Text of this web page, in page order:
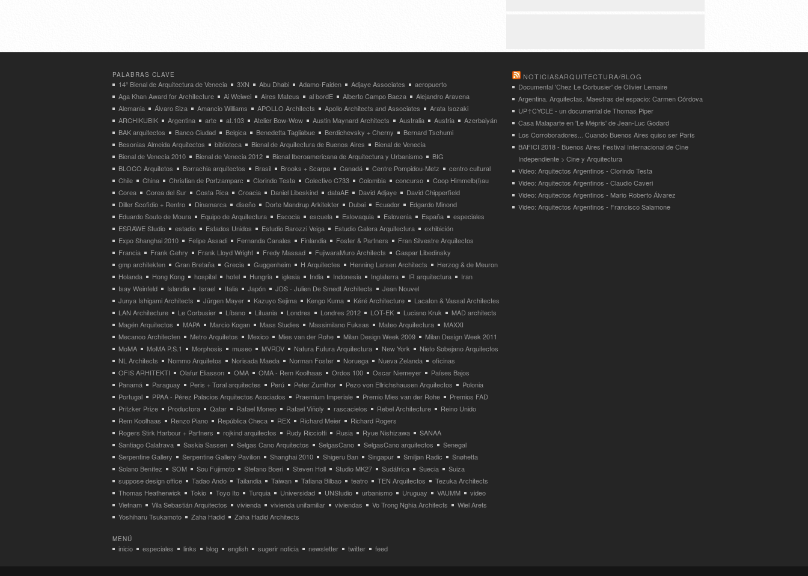
PALABRAS CLAVE
14° Bienal de Arquitectura de Venecia 3XN Abu Dhabi Adamo-Faiden Adjaye Associates
aeropuerto
Aga Khan Award for Architecture
Ai Weiwei Aires Mateus al bordE Alberto Campo Baeza
Alejandro Aravena
Alemania
Álvaro Siza Amancio Williams APOLLO Architects Apollo Architects and Associates
Arata Isozaki
ARCHIKUBIK
Argentina arte at.103 Atelier Bow-Wow Austin Maynard Architects Australia Austria
Azerbaiyán
BAK arquitectos
Banco Ciudad Belgica Benedetta Tagliabue Berdichevsky + Cherny
Bernard Tschumi
Besonias Almeida Arquitectos
biblioteca Bienal de Arquitectura de Buenos Aires
Bienal de Venecia
Bienal de Venecia 2010
Bienal de Venecia 2012 Bienal Iberoamericana de Arquitectura y Urbanismo
BIG
BLOCO Arquitetos
Borrachia arquitectos Brasil Brooks + Scarpa Canadá Centre Pompidou-Metz
centro cultural
Chile
China Christian de Portzamparc Clorindo Testa Colectivo C733 Colombia concurso
Coop Himmelb(l)au
Corea
Corea del Sur Costa Rica Croacia Daniel Libeskind dataAE David Adjaye
David Chipperfield
Diller Scofidio + Renfro
Dinamarca diseño Dorte Mandrup Arkitekter Dubai Ecuador
Edgardo Minond
Eduardo Souto de Moura
Equipo de Arquitectura Escocia escuela Eslovaquia Eslovenia España
especiales
ESRAWE Studio
estadio Estados Unidos Estudio Barozzi Veiga Estudio Galera Arquitectura
exhibición
Expo Shanghai 2010
Felipe Assadi Fernanda Canales Finlandia Foster & Partners
Fran Silvestre Arquitectos
Francia
Frank Gehry Frank Lloyd Wright Fredy Massad FujiwaraMuro Architects
Gaspar Libedinsky
gmp architekten
Gran Bretaña Grecia Guggenheim H Arquitectes Henning Larsen Architects
Herzog & de Meuron
Holanda
Hong Kong hospital hotel Hungria iglesia India Indonesia Inglaterra IR arquitectura
Iran
Isay Weinfeld
Islandia Israel Italia Japón JDS - Julien De Smedt Architects
Jean Nouvel
Junya Ishigami Architects
Jürgen Mayer Kazuyo Sejima Kengo Kuma Kéré Architecture
Lacaton & Vassal Architectes
LAN Architecture
Le Corbusier Líbano Lituania Londres Londres 2012 LOT-EK Luciano Kruk
MAD architects
Magén Arquitectos
MAPA Marcio Kogan Mass Studies Massimilano Fuksas Mateo Arquitectura
MAXXI
Mecanoo Architecten
Metro Arquitetos Mexico Mies van der Rohe Milan Design Week 2009
Milan Design Week 2011
MoMA
MoMA P.S.1 Morphosis museo MVRDV Natura Futura Arquitectura New York
Nieto Sobejano Arquitectos
NL Architects
Nommo Arquitetos Norisada Maeda Norman Foster Noruega Nueva Zelanda
oficinas
OFIS ARHITEKTI
Olafur Eliasson OMA OMA - Rem Koolhaas Ordos 100 Oscar Niemeyer
Países Bajos
Panamá
Paraguay Peris + Toral arquitectes Perú Peter Zumthor Pezo von Ellrichshausen Arquitectos
Polonia
Portugal
PPAA - Pérez Palacios Arquitectos Asociados Praemium Imperiale Premio Mies van der Rohe
Premios FAD
Pritzker Prize
Productora Qatar Rafael Moneo Rafael Viñoly rascacielos Rebel Architecture
Reino Unido
Rem Koolhaas
Renzo Piano República Checa REX Richard Meier
Richard Rogers
Rogers Stirk Harbour + Partners
rojkind arquitectos Rudy Ricciotti Rusia Ryue Nishizawa
SANAA
Santiago Calatrava
Saskia Sassen Selgas Cano Arquitectos SelgasCano SelgasCano arquitectos
Senegal
Serpentine Gallery
Serpentine Gallery Pavilion Shanghai 2010 Shigeru Ban Singapur Smiljan Radic
Snøhetta
Solano Benítez
SOM Sou Fujimoto Stefano Boeri Steven Holl Studio MK27 Sudáfrica Suecia
Suiza
suppose design office
Tadao Ando Tailandia Taiwan Tatiana Bilbao teatro TEN Arquitectos
Tezuka Architects
Thomas Heatherwick
Tokio Toyo Ito Turquia Universidad UNStudio urbanismo Uruguay VAUMM
video
Vietnam
Vila Sebastián Arquitectos vivienda vivienda unifamiliar viviendas Vo Trong Nghia Architects
Wiel Arets
Yoshiharu Tsukamoto
Zaha Hadid Zaha Hadid Architects
MENÚ
inicio especiales links blog english sugerir noticia newsletter twitter feed
NOTICIASARQUITECTURA/BLOG
Documental 'Chez Le Corbusier' de Olivier Lemaire
Argentina. Arquitectas. Maestras del espacio: Carmen Córdova
UP↑CYCLE - un documental de Thomas Piper
Casa Malaparte en 'Le Mépris' de Jean-Luc Godard
Los Corroboradores... Cuando Buenos Aires quiso ser París
BAFICI 2018 - Buenos Aires Festival Internacional de Cine
Independiente > Cine y Arquitectura
Video: Arquitectos Argentinos - Clorindo Testa
Video: Arquitectos Argentinos - Claudio Caveri
Video: Arquitectos Argentinos - Mario Roberto Álvarez
Video: Arquitectos Argentinos - Francisco Salamone